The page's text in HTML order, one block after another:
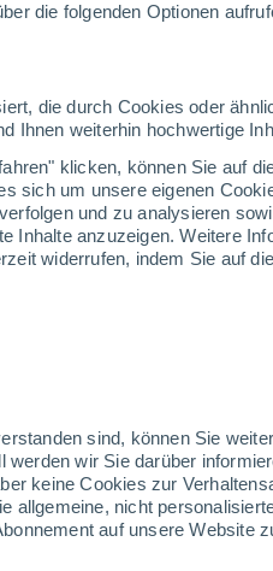
die folgenden Optionen
die durch Cookies oder
Ihnen weiterhin hochwertige
klicken, können Sie auf
sich um unsere eigenen
und zu analysieren
Inhalte anzuzeigen. Weitere
widerrufen, indem Sie auf
sind, können Sie
wir Sie darüber
keine Cookies zur
allgemeine, nicht
auf unsere Website
Heute
6. Aug
7 - 3